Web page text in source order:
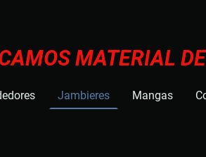
MATERIAL
Jambieres Mangas